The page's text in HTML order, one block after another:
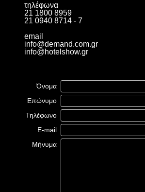
τηλέφωνα
21 1800 8959
21 0940 8714 - 7
email
info@demand.com.gr
info@hotelshow.gr
Όνομα
Επώνυμο
Τηλέφωνο
E-mail
Μήνυμα